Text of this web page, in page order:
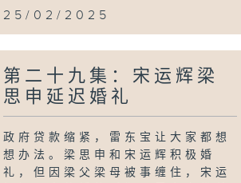
25/02/2025
第二十九集：宋运辉梁
思申延迟婚礼
政府贷款缩紧，雷东宝让大家都想
想办法。梁思申和宋运辉积极婚
礼，但因梁父梁母被事缠住，宋运